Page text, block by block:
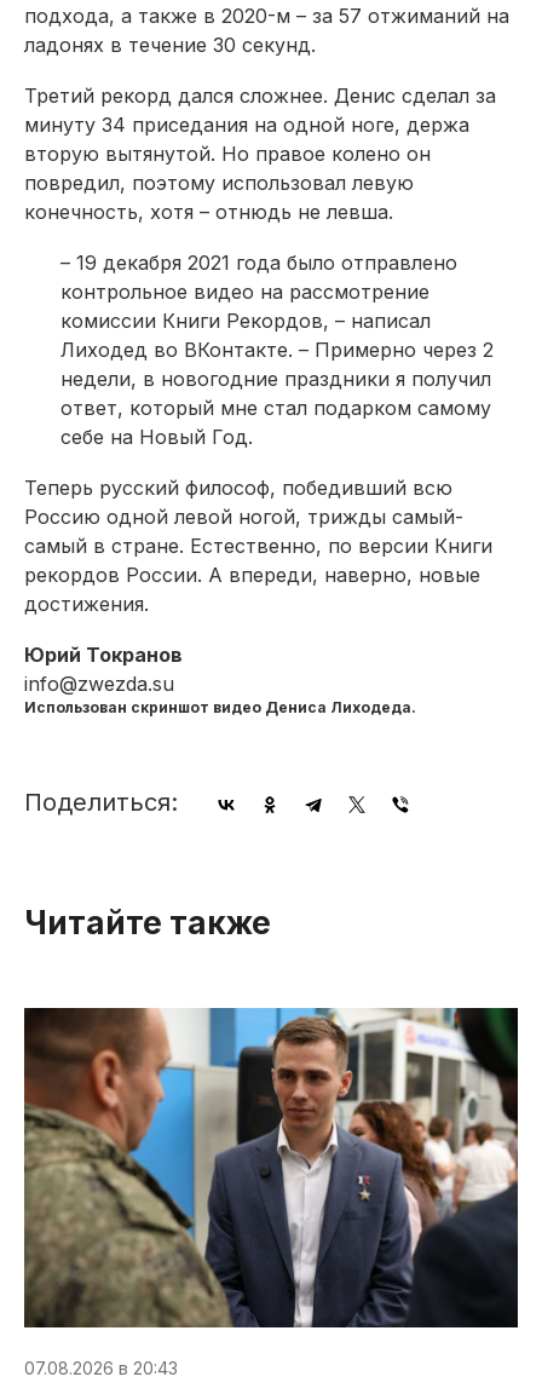
подхода, а также в 2020-м – за 57 отжиманий на
ладонях в течение 30 секунд.
Третий рекорд дался сложнее. Денис сделал за
минуту 34 приседания на одной ноге, держа
вторую вытянутой. Но правое колено он
повредил, поэтому использовал левую
конечность, хотя – отнюдь не левша.
– 19 декабря 2021 года было отправлено
контрольное видео на рассмотрение
комиссии Книги Рекордов, – написал
Лиходед во ВКонтакте. – Примерно через 2
недели, в новогодние праздники я получил
ответ, который мне стал подарком самому
себе на Новый Год.
Теперь русский философ, победивший всю
Россию одной левой ногой, трижды самый-
самый в стране. Естественно, по версии Книги
рекордов России. А впереди, наверно, новые
достижения.
Юрий Токранов
info@zwezda.su
Использован скриншот видео Дениса Лиходеда.
Поделиться:
Читайте также
07.08.2026 в 20:43